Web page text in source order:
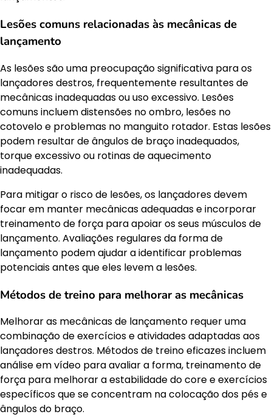
Lesões comuns relacionadas às mecânicas de
lançamento
As lesões são uma preocupação significativa para os
lançadores destros, frequentemente resultantes de
mecânicas inadequadas ou uso excessivo. Lesões
comuns incluem distensões no ombro, lesões no
cotovelo e problemas no manguito rotador. Estas lesões
podem resultar de ângulos de braço inadequados,
torque excessivo ou rotinas de aquecimento
inadequadas.
Para mitigar o risco de lesões, os lançadores devem
focar em manter mecânicas adequadas e incorporar
treinamento de força para apoiar os seus músculos de
lançamento. Avaliações regulares da forma de
lançamento podem ajudar a identificar problemas
potenciais antes que eles levem a lesões.
Métodos de treino para melhorar as mecânicas
Melhorar as mecânicas de lançamento requer uma
combinação de exercícios e atividades adaptadas aos
lançadores destros. Métodos de treino eficazes incluem
análise em vídeo para avaliar a forma, treinamento de
força para melhorar a estabilidade do core e exercícios
específicos que se concentram na colocação dos pés e
ângulos do braço.